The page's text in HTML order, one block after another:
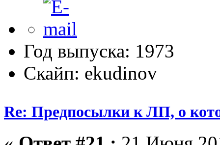
Год выпуска: 1973
Скайп: ekudinov
Re: Предпосылки к ЛП, о